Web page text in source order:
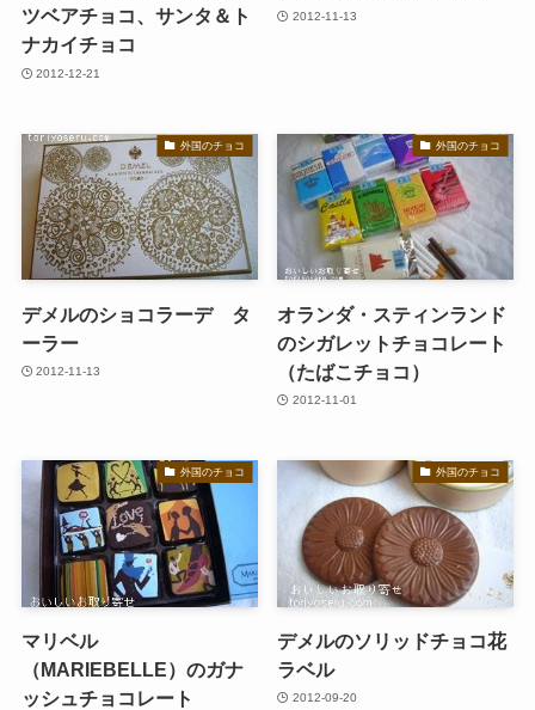
ツベアチョコ、サンタ＆ト
ナカイチョコ
2012-12-21
2012-11-13
外国のチョコ
デメルのショコラーデ タ
ーラー
2012-11-13
外国のチョコ
オランダ・スティンランド
のシガレットチョコレート
（たばこチョコ）
2012-11-01
外国のチョコ
マリベル
（MARIEBELLE）のガナ
ッシュチョコレート
外国のチョコ
デメルのソリッドチョコ花
ラベル
2012-09-20